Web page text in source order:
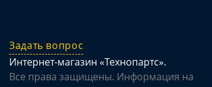
Задать вопрос
Интернет-магазин «Технопартс».
Все права защищены. Информация на